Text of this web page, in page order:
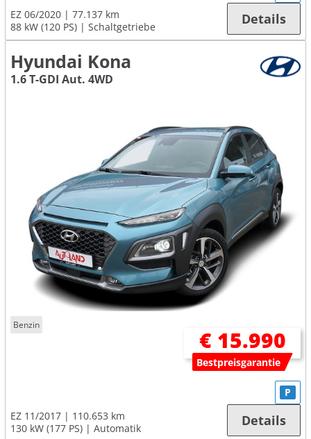
EZ 06/2020
77.137 km
88 kW (120 PS)
Schaltgetriebe Details
Hyundai Kona
1.6 T-GDI Aut. 4WD
Benzin
€ 15.990
Bestpreisgarantie
EZ 11/2017
110.653 km
130 kW (177 PS)
Automatik
P
Details